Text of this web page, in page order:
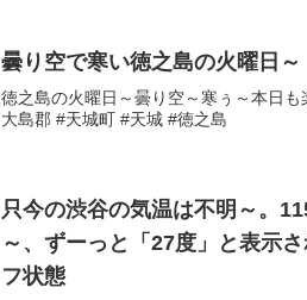
曇り空で寒い徳之島の火曜日～
徳之島の火曜日～曇り空～寒ぅ～本日
大島郡 #天城町 #天城 #徳之島
只今の渋谷の気温は不明～。
～、ずーっと「27度」と表示
フ状態